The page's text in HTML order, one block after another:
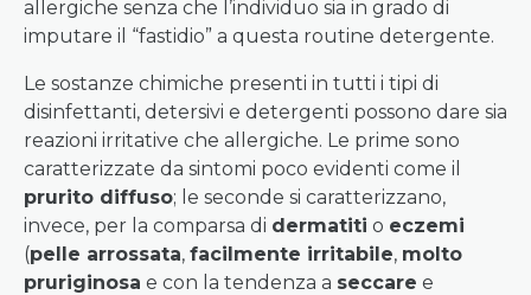
allergiche senza che l’individuo sia in grado di
imputare il “fastidio” a questa routine detergente.
Le sostanze chimiche presenti in tutti i tipi di
disinfettanti, detersivi e detergenti possono dare sia
reazioni irritative che allergiche. Le prime sono
caratterizzate da sintomi poco evidenti come il
prurito diffuso; le seconde si caratterizzano,
invece, per la comparsa di dermatiti o eczemi
(pelle arrossata, facilmente irritabile, molto
pruriginosa e con la tendenza a seccare e